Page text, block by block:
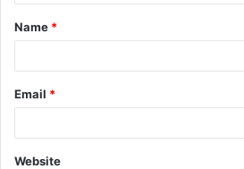
Name *
Email *
Website